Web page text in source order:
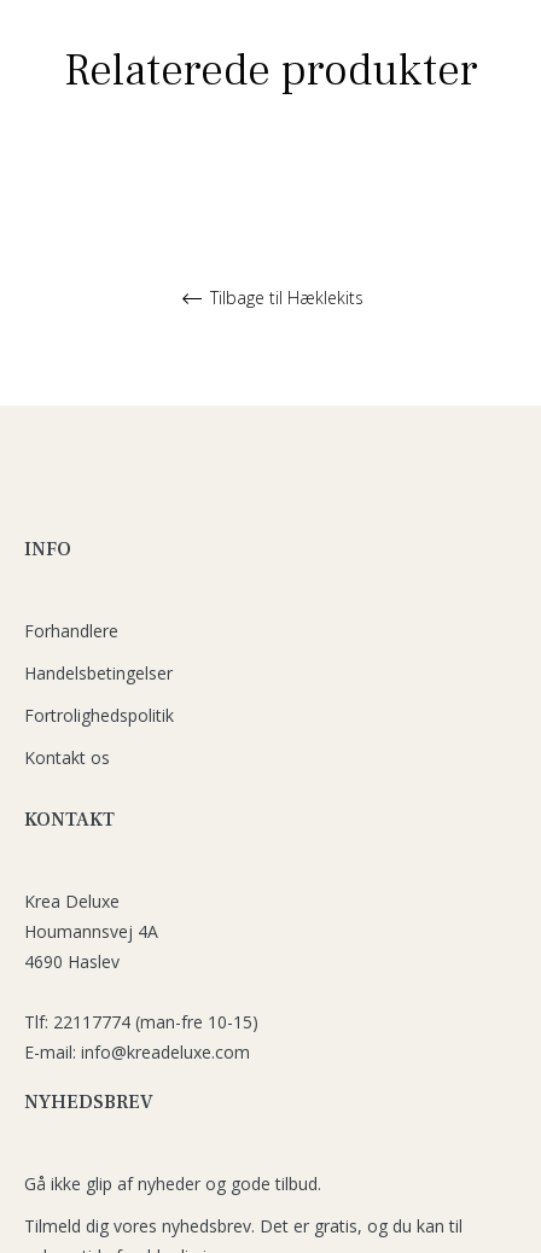
Relaterede produkter
Tilbage til Hæklekits
INFO
Forhandlere
Handelsbetingelser
Fortrolighedspolitik
Kontakt os
KONTAKT
Krea Deluxe
Houmannsvej 4A
4690 Haslev
Tlf: 22117774 (man-fre 10-15)
E-mail: info@kreadeluxe.com
NYHEDSBREV
Gå ikke glip af nyheder og gode tilbud.
Tilmeld dig vores nyhedsbrev. Det er gratis, og du kan til